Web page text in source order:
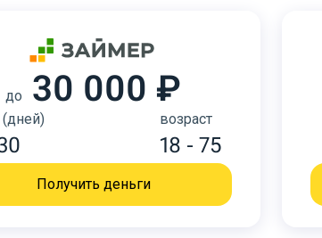
до 30 000 ₽
(дней) возраст
18 - 75
Получить деньги